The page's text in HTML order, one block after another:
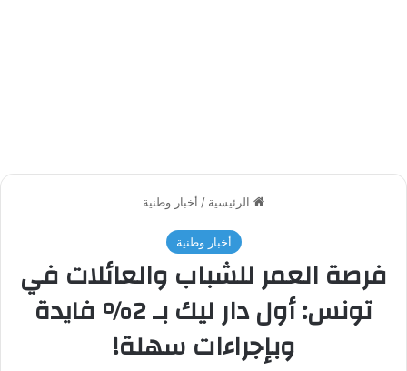
الرئيسية / أخبار وطنية
أخبار وطنية
فرصة العمر للشباب والعائلات في
تونس: أول دار ليك بـ 2% فايدة
وبإجراءات سهلة!